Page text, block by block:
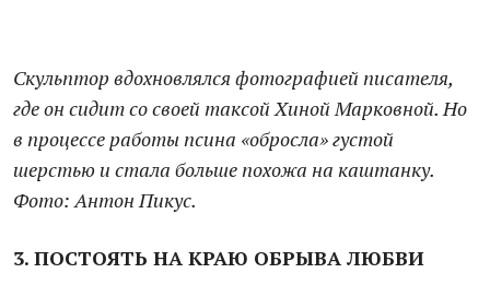
Скульптор вдохновлялся фотографией писателя,
где он сидит со своей таксой Хиной Марковной. Но
в процессе работы псина «обросла» густой
шерстью и стала больше похожа на каштанку.
Фото: Антон Пикус.
3. ПОСТОЯТЬ НА КРАЮ ОБРЫВА ЛЮБВИ